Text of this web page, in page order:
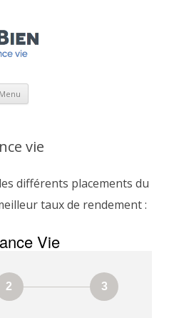
Menu Aller
vie
différents placements du
taux de rendement :